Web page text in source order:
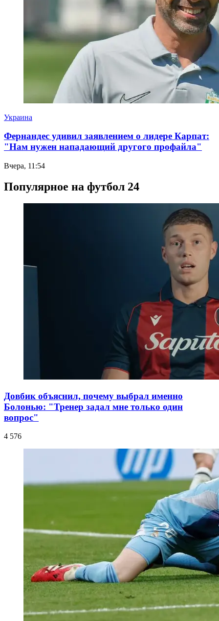
Украина
Фернандес удивил заявлением о лидере Карпат:
"Нам нужен нападающий другого профайла"
Вчера, 11:54
Популярное на футбол 24
Довбик объяснил, почему выбрал именно
Болонью: "Тренер задал мне только один
вопрос"
4 576